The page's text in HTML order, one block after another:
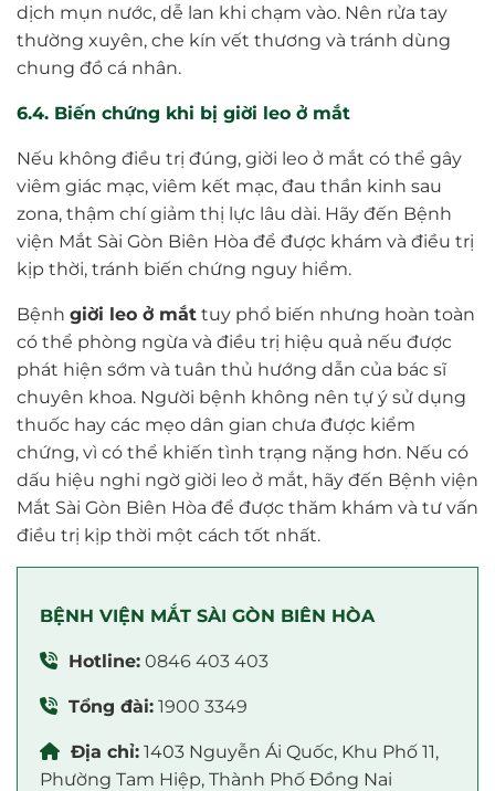
dịch mụn nước, dễ lan khi chạm vào. Nên rửa tay
thường xuyên, che kín vết thương và tránh dùng
chung đồ cá nhân.
6.4. Biến chứng khi bị giời leo ở mắt
Nếu không điều trị đúng, giời leo ở mắt có thể gây
viêm giác mạc, viêm kết mạc, đau thần kinh sau
zona, thậm chí giảm thị lực lâu dài. Hãy đến Bệnh
viện Mắt Sài Gòn Biên Hòa để được khám và điều trị
kịp thời, tránh biến chứng nguy hiểm.
Bệnh giời leo ở mắt tuy phổ biến nhưng hoàn toàn
có thể phòng ngừa và điều trị hiệu quả nếu được
phát hiện sớm và tuân thủ hướng dẫn của bác sĩ
chuyên khoa. Người bệnh không nên tự ý sử dụng
thuốc hay các mẹo dân gian chưa được kiểm
chứng, vì có thể khiến tình trạng nặng hơn. Nếu có
dấu hiệu nghi ngờ giời leo ở mắt, hãy đến Bệnh viện
Mắt Sài Gòn Biên Hòa để được thăm khám và tư vấn
điều trị kịp thời một cách tốt nhất.
BỆNH VIỆN MẮT SÀI GÒN BIÊN HÒA
Hotline: 0846 403 403
Tổng đài: 1900 3349
Địa chỉ: 1403 Nguyễn Ái Quốc, Khu Phố 11,
Phường Tam Hiệp, Thành Phố Đồng Nai